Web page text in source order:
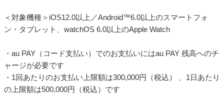
＜対象機種＞iOS12.0以上／Android™6.0以上のスマートフォ
ン・タブレット、watchOS 6.0以上のApple Watch
・au PAY（コード支払い）でのお支払いにはau PAY 残高へのチ
ャージが必要です
・1回あたりのお支払い上限額は300,000円（税込） 、1日あたり
の上限額は500,000円（税込）です